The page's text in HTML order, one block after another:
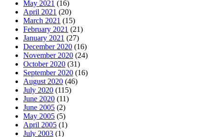
May 2021 (16)
April 2021 (20)
March 2021 (15)
February 2021 (21)
January 2021 (27)
December 2020 (16)
November 2020 (24)
October 2020 (31)
September 2020 (16)
August 2020 (46)
July 2020 (115)
June 2020 (11)
June 2005 (2)
May 2005 (5)
April 2005 (1)
July 2003 (1)